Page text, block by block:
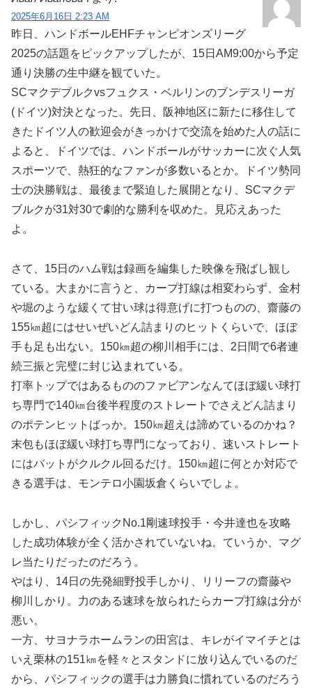
2025年6月16日 2:23 AM
昨日、ハンドボールEHFチャンピオンズリーグ
2025の話題をピックアップしたが、15日AM9:00から予定
通り決勝の生中継を観ていた。
SCマクデブルクvsフュクス・ベルリンのブンデスリーガ
(ドイツ)対決となった。先日、阪神地区に新たに移住して
きたドイツ人の歓迎会がきっかけで交流を始めた人の話に
よると、ドイツでは、ハンドボールがサッカーに次ぐ人気
スポーツで、熱狂的なファンが多数いるとか。ドイツ勢同
士の決勝戦は、最後まで緊迫した展開となり、SCマクデ
ブルクが31対30で劇的な勝利を収めた。見応えあった
よ。
さて、15日のハム戦は録画を編集した映像を飛ばし観し
ている。大まかに言うと、カープ打線は相変わらず、金村
や堀のような緩くて甘い球は得意げに打つものの、齋藤の
155㎞超にはせいぜいどん詰まりのヒットくらいで、ほぼ
手も足も出ない。150㎞超の柳川相手には、2日間で6者連
続三振と完璧に封じ込まれている。
打率トップではあるもののファビアンなんてほぼ緩い球打
ち専門で140㎞台後半程度のストレートでさえどん詰まり
のポテンヒットばっか。150㎞超えは諦めているのかね？
末包もほぼ緩い球打ち専門になっており、速いストレート
にはバットがクルクル回るだけ。150㎞超に何とか対応で
きる選手は、モンテロ小園坂倉くらいでしょ。
しかし、パシフィックNo.1剛速球投手・今井達也を攻略
した成功体験が全く活かされていないね。ていうか、マグ
レ当たりだったのだろう。
やはり、14日の先発細野投手しかり、リリーフの齋藤や
柳川しかり。力のある速球を放られたらカープ打線は分が
悪い。
一方、サヨナラホームランの田宮は、キレがイマイチとは
いえ栗林の151㎞を軽々とスタンドに放り込んでいるのだ
から、パシフィックの選手は力勝負に慣れているのだろう